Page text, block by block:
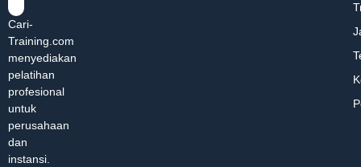
Cari-
Training.com
menyediakan
pelatihan
profesional
untuk
perusahaan
dan
instansi.